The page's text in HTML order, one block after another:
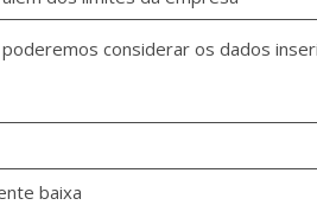
considerar os dados
baixa